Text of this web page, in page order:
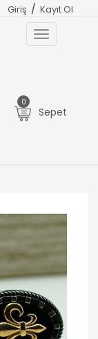
Giriş / Kayıt Ol
Toggle
navigation
0
Sepet